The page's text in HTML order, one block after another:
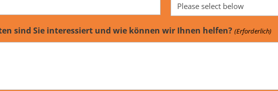
sind Sie interessiert und wie können wir Ihnen helfen? (Erforderlich)